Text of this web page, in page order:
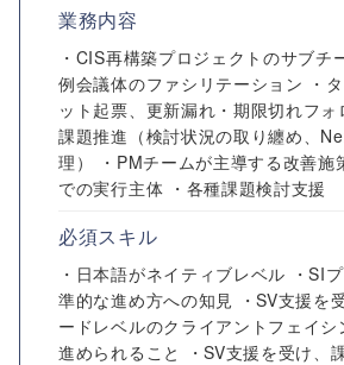
業務内容
・CIS再構築プロジェクトのサブチ
例会議体のファシリテーション ・
ット起票、更新漏れ・期限切れフォ
課題推進（検討状況の取り纏め、
理） ・PMチームが主導する改善施
での実行主体 ・各種課題検討支援
必須スキル
・日本語がネイティブレベル ・SI
準的な進め方への知見 ・SV支援を
ードレベルのクライアントフェイシ
進められること ・SV支援を受け、